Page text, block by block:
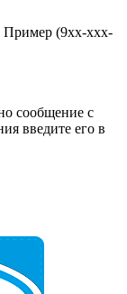
Пример (9хх-ххх-
сообщение с
введите его в